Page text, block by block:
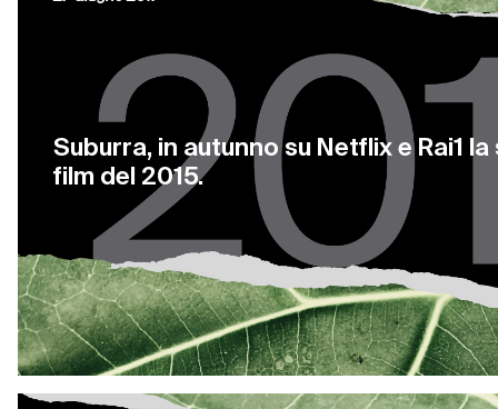
Suburra, in autunno su Netflix e Rai1
film del 2015.